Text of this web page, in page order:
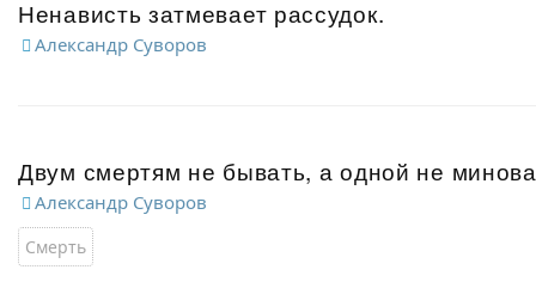
Ненависть затмевает рассудок.
Александр Суворов
Двум смертям не бывать, а одной не
Александр Суворов
Смерть